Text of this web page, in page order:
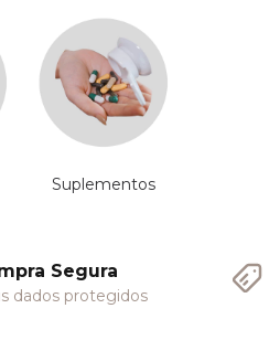
Suplementos
Segura
dados protegidos